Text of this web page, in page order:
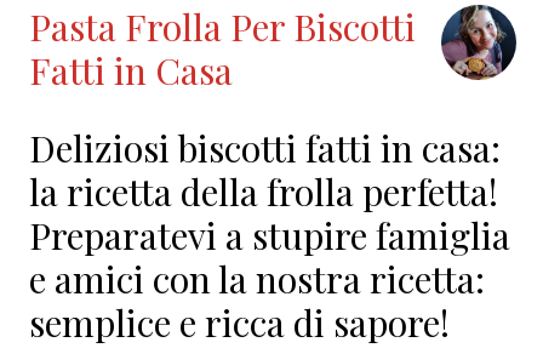
Pasta Frolla Per Biscotti
Fatti in Casa
Deliziosi biscotti fatti in casa:
la ricetta della frolla perfetta!
Preparatevi a stupire famiglia
e amici con la nostra ricetta:
semplice e ricca di sapore!